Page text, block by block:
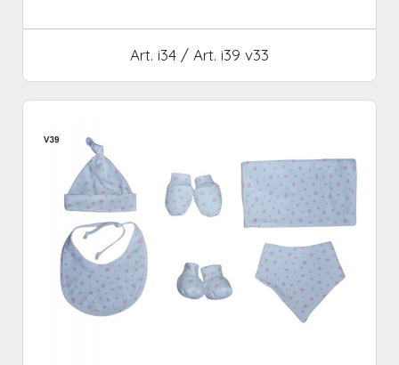
Art. i34 / Art. i39 v33